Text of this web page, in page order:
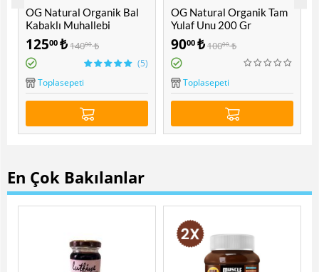
OG Natural Organik Bal
Kabaklı Muhallebi
Karışımı 300 Gr
12500 ₺14000 ₺
(5)
Toplasepeti
OG Natural Organik Tam
Yulaf Unu 200 Gr
9000 ₺10000 ₺
Toplasepeti
En Çok Bakılanlar